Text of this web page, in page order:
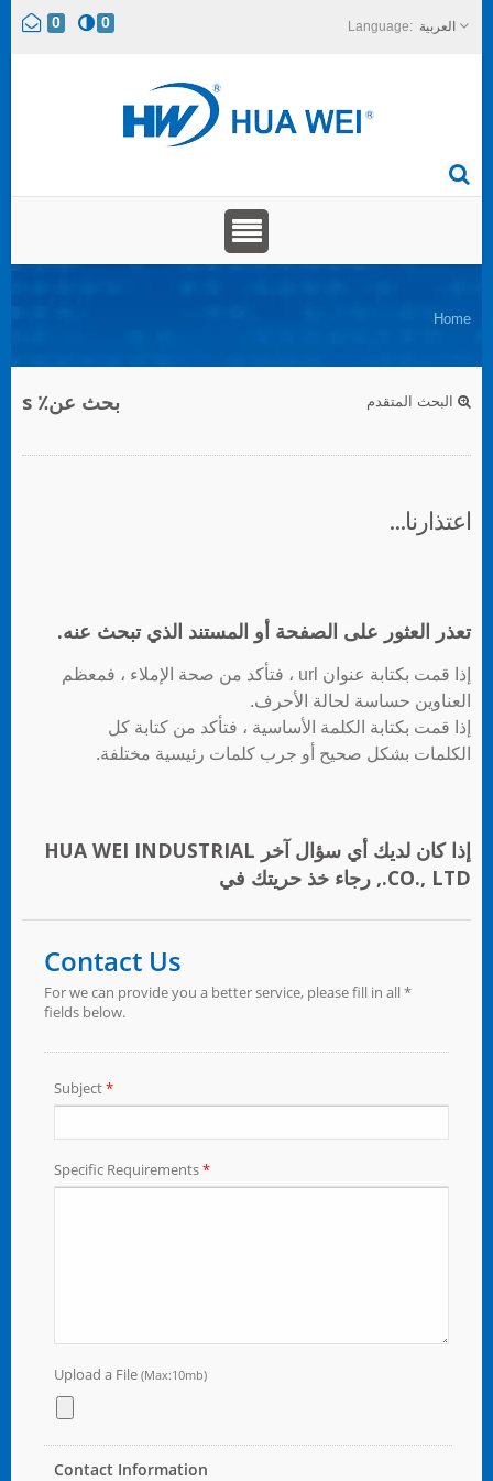
0 0 العربية
Home
بحث عن٪ s البحث المتقدم
اعتذارنا...
تعذر العثور على الصفحة أو المستند الذي تبحث عنه.
إذا قمت بكتابة عنوان url ، فتأكد من صحة الإملاء ، فمعظم
العناوين حساسة لحالة الأحرف.
إذا قمت بكتابة الكلمة الأساسية ، فتأكد من كتابة كل
الكلمات بشكل صحيح أو جرب كلمات رئيسية مختلفة.
إذا كان لديك أي سؤال آخر HUA WEI INDUSTRIAL
CO., LTD., رجاء خذ حريتك في